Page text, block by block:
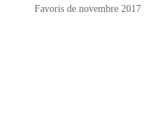
Favoris de novembre 2017